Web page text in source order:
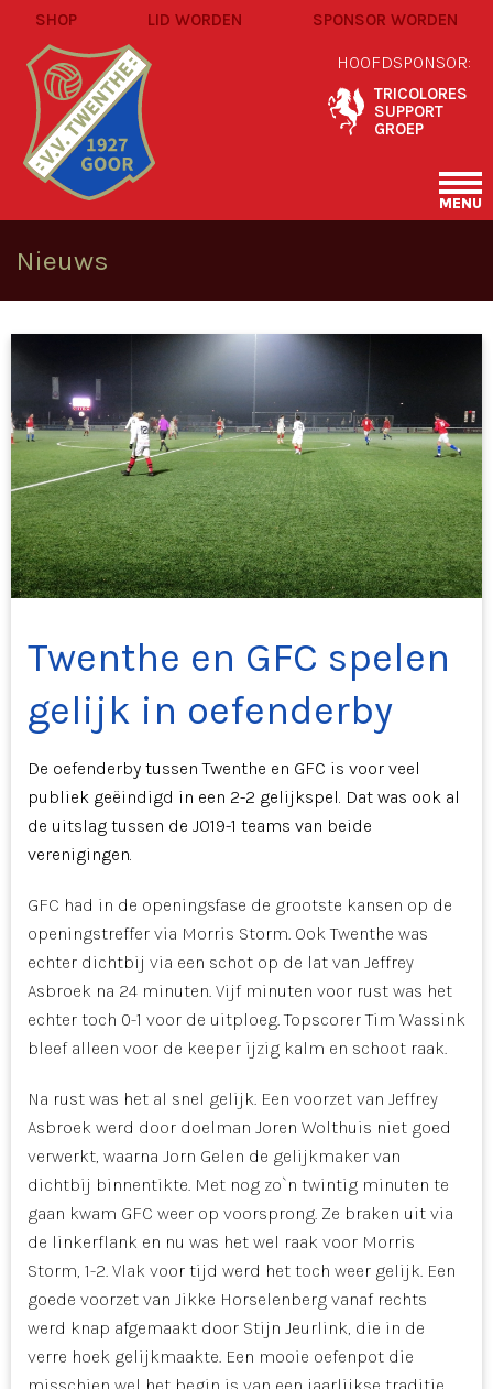
SHOP LID WORDEN SPONSOR WORDEN
HOOFDSPONSOR:
TRICOLORES
SUPPORT
GROEP
MENU
Nieuws
Twenthe en GFC spelen
gelijk in oefenderby
De oefenderby tussen Twenthe en GFC is voor veel
publiek geëindigd in een 2-2 gelijkspel. Dat was ook al
de uitslag tussen de JO19-1 teams van beide
verenigingen.
GFC had in de openingsfase de grootste kansen op de
openingstreffer via Morris Storm. Ook Twenthe was
echter dichtbij via een schot op de lat van Jeffrey
Asbroek na 24 minuten. Vijf minuten voor rust was het
echter toch 0-1 voor de uitploeg. Topscorer Tim Wassink
bleef alleen voor de keeper ijzig kalm en schoot raak.
Na rust was het al snel gelijk. Een voorzet van Jeffrey
Asbroek werd door doelman Joren Wolthuis niet goed
verwerkt, waarna Jorn Gelen de gelijkmaker van
dichtbij binnentikte. Met nog zo`n twintig minuten te
gaan kwam GFC weer op voorsprong. Ze braken uit via
de linkerflank en nu was het wel raak voor Morris
Storm, 1-2. Vlak voor tijd werd het toch weer gelijk. Een
goede voorzet van Jikke Horselenberg vanaf rechts
werd knap afgemaakt door Stijn Jeurlink, die in de
verre hoek gelijkmaakte. Een mooie oefenpot die